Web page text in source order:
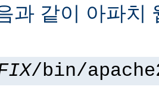
과 같이 아파치
/bin/